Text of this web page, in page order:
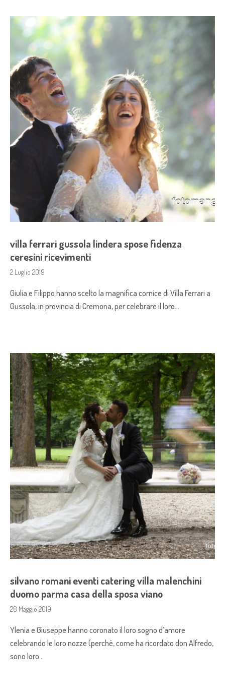
villa ferrari gussola lindera spose fidenza
ceresini ricevimenti
2 Luglio 2019
Giulia e Filippo hanno scelto la magnifica cornice di Villa Ferrari a
Gussola, in provincia di Cremona, per celebrare il loro…
silvano romani eventi catering villa malenchini
duomo parma casa della sposa viano
28 Maggio 2019
Ylenia e Giuseppe hanno coronato il loro sogno d’amore
celebrando le loro nozze (perchè, come ha ricordato don Alfredo,
sono loro…